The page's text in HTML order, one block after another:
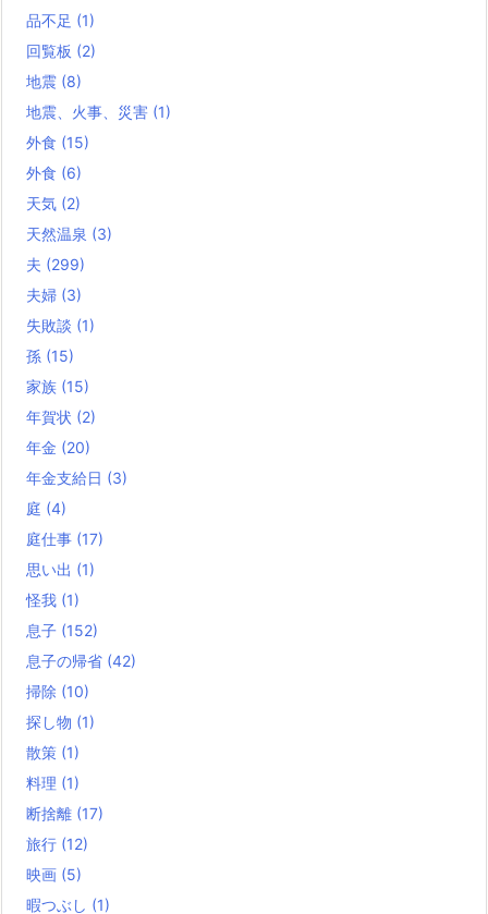
品不足 (1)
回覧板 (2)
地震 (8)
地震、火事、災害 (1)
外食 (15)
外食 (6)
天気 (2)
天然温泉 (3)
夫 (299)
夫婦 (3)
失敗談 (1)
孫 (15)
家族 (15)
年賀状 (2)
年金 (20)
年金支給日 (3)
庭 (4)
庭仕事 (17)
思い出 (1)
怪我 (1)
息子 (152)
息子の帰省 (42)
掃除 (10)
探し物 (1)
散策 (1)
料理 (1)
断捨離 (17)
旅行 (12)
映画 (5)
暇つぶし (1)